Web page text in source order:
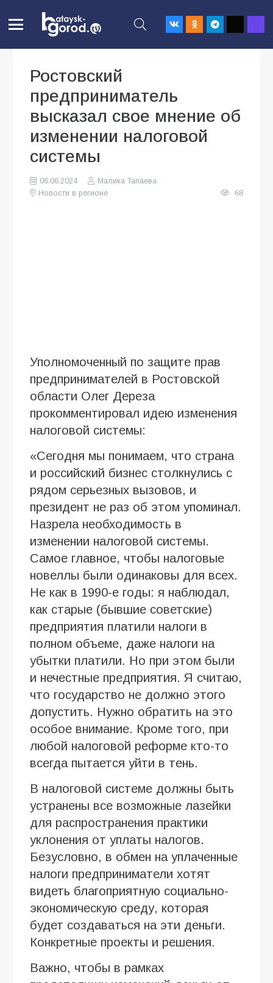
Ростовский
предприниматель
высказал свое мнение об
изменении налоговой
системы
06.06.2024
Малика Тапаева
Новости в регионе
68
Уполномоченный по защите прав
предпринимателей в Ростовской
области Олег Дереза
прокомментировал идею изменения
налоговой системы:
«Сегодня мы понимаем, что страна
и российский бизнес столкнулись с
рядом серьезных вызовов, и
президент не раз об этом упоминал.
Назрела необходимость в
изменении налоговой системы.
Самое главное, чтобы налоговые
новеллы были одинаковы для всех.
Не как в 1990-е годы: я наблюдал,
как старые (бывшие советские)
предприятия платили налоги в
полном объеме, даже налоги на
убытки платили. Но при этом были
и нечестные предприятия. Я считаю,
что государство не должно этого
допустить. Нужно обратить на это
особое внимание. Кроме того, при
любой налоговой реформе кто-то
всегда пытается уйти в тень.
В налоговой системе должны быть
устранены все возможные лазейки
для распространения практики
уклонения от уплаты налогов.
Безусловно, в обмен на уплаченные
налоги предприниматели хотят
видеть благоприятную социально-
экономическую среду, которая
будет создаваться на эти деньги.
Конкретные проекты и решения.
Важно, чтобы в рамках